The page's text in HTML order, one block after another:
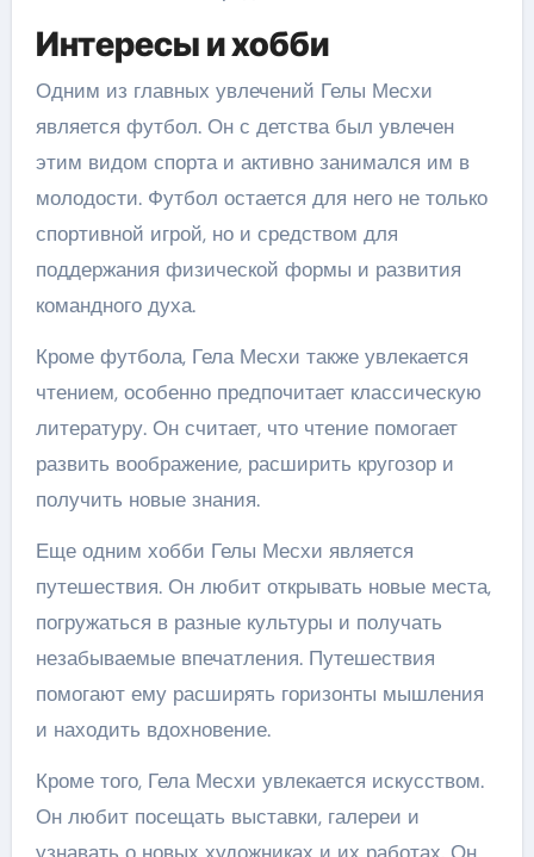
Интересы и хобби
Одним из главных увлечений Гелы Месхи
является футбол. Он с детства был увлечен
этим видом спорта и активно занимался им в
молодости. Футбол остается для него не только
спортивной игрой, но и средством для
поддержания физической формы и развития
командного духа.
Кроме футбола, Гела Месхи также увлекается
чтением, особенно предпочитает классическую
литературу. Он считает, что чтение помогает
развить воображение, расширить кругозор и
получить новые знания.
Еще одним хобби Гелы Месхи является
путешествия. Он любит открывать новые места,
погружаться в разные культуры и получать
незабываемые впечатления. Путешествия
помогают ему расширять горизонты мышления
и находить вдохновение.
Кроме того, Гела Месхи увлекается искусством.
Он любит посещать выставки, галереи и